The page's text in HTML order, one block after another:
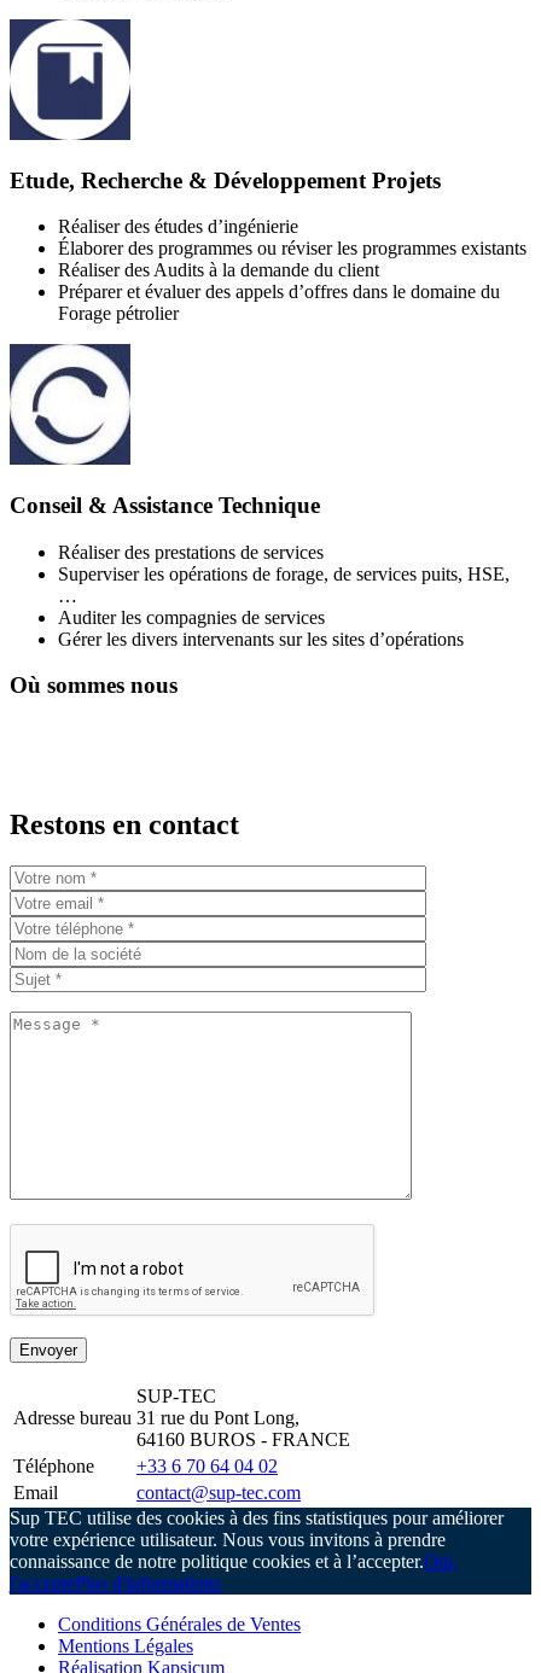
Etude, Recherche & Développement Projets
Réaliser des études d’ingénierie
Élaborer des programmes ou réviser les programmes existants
Réaliser des Audits à la demande du client
Préparer et évaluer des appels d’offres dans le domaine du
Forage pétrolier
Conseil & Assistance Technique
Réaliser des prestations de services
Superviser les opérations de forage, de services puits, HSE,
…
Auditer les compagnies de services
Gérer les divers intervenants sur les sites d’opérations
Où sommes nous
Restons en contact
Adresse bureau
SUP-TEC
31 rue du Pont Long,
64160 BUROS - FRANCE
Téléphone
+33 6 70 64 04 02
Email
contact@sup-tec.com
Sup TEC utilise des cookies à des fins statistiques pour améliorer
votre expérience utilisateur. Nous vous invitons à prendre
connaissance de notre politique cookies et à l’accepter.Oui,
j'acceptePlus d'informations
Conditions Générales de Ventes
Mentions Légales
Réalisation Kapsicum